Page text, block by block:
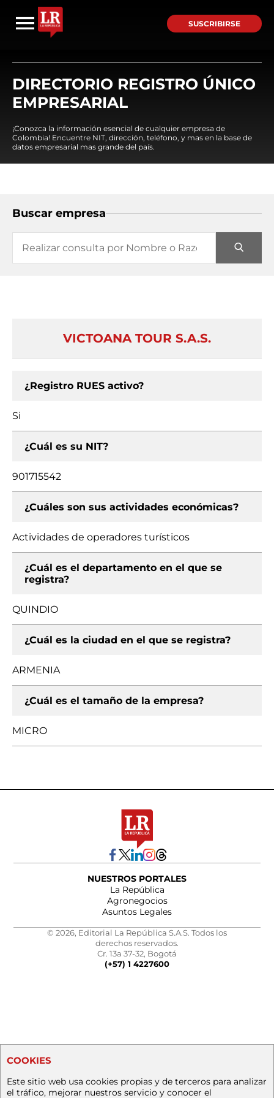
SUSCRIBIRSE
DIRECTORIO REGISTRO ÚNICO
EMPRESARIAL
¡Conozca la información esencial de cualquier empresa de
Colombia! Encuentre NIT, dirección, teléfono, y mas en la base de
datos empresarial mas grande del país.
Buscar empresa
VICTOANA TOUR S.A.S.
¿Registro RUES activo?
Si
¿Cuál es su NIT?
901715542
¿Cuáles son sus actividades económicas?
Actividades de operadores turísticos
¿Cuál es el departamento en el que se
registra?
QUINDIO
¿Cuál es la ciudad en el que se registra?
ARMENIA
¿Cuál es el tamaño de la empresa?
MICRO
NUESTROS PORTALES
La República
Agronegocios
Asuntos Legales
© 2026, Editorial La República S.A.S. Todos los
derechos reservados.
Cr. 13a 37-32, Bogotá
(+57) 1 4227600
COOKIES
Este sitio web usa cookies propias y de terceros para analizar
el tráfico, mejorar nuestros servicio y conocer el